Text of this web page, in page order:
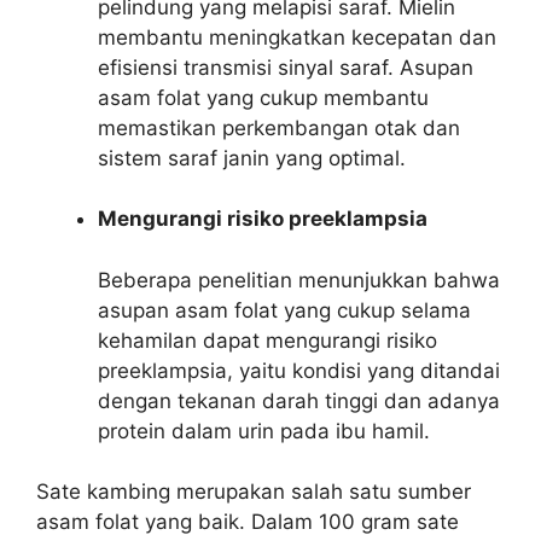
pelindung yang melapisi saraf. Mielin
membantu meningkatkan kecepatan dan
efisiensi transmisi sinyal saraf. Asupan
asam folat yang cukup membantu
memastikan perkembangan otak dan
sistem saraf janin yang optimal.
Mengurangi risiko preeklampsia
Beberapa penelitian menunjukkan bahwa
asupan asam folat yang cukup selama
kehamilan dapat mengurangi risiko
preeklampsia, yaitu kondisi yang ditandai
dengan tekanan darah tinggi dan adanya
protein dalam urin pada ibu hamil.
Sate kambing merupakan salah satu sumber
asam folat yang baik. Dalam 100 gram sate